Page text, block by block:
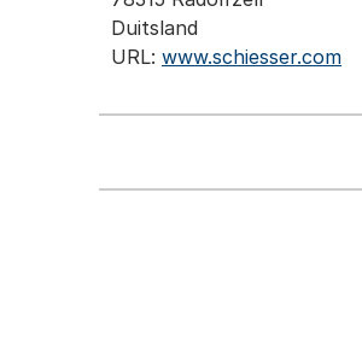
Duitsland
URL: www.schiesser.com